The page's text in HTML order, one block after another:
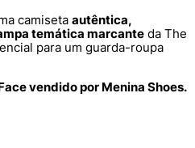
camiseta autêntica,
temática marcante da The
para um guarda-roupa
vendido por Menina Shoes.